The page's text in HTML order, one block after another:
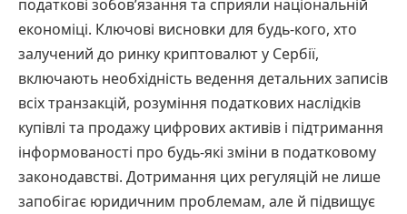
податкові зобов’язання та сприяли національній
економіці. Ключові висновки для будь-кого, хто
залучений до ринку криптовалют у Сербії,
включають необхідність ведення детальних записів
всіх транзакцій, розуміння податкових наслідків
купівлі та продажу цифрових активів і підтримання
інформованості про будь-які зміни в податковому
законодавстві. Дотримання цих регуляцій не лише
запобігає юридичним проблемам, але й підвищує